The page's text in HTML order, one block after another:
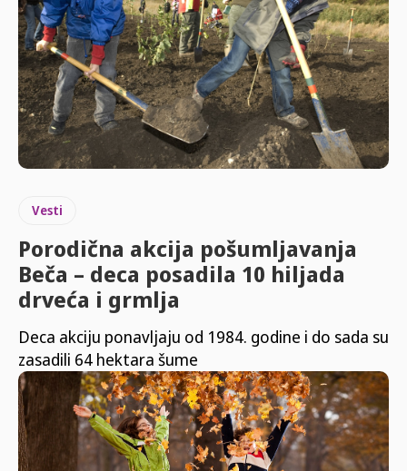
Vesti
Porodična akcija pošumljavanja
Beča – deca posadila 10 hiljada
drveća i grmlja
Deca akciju ponavljaju od 1984. godine i do sada su
zasadili 64 hektara šume